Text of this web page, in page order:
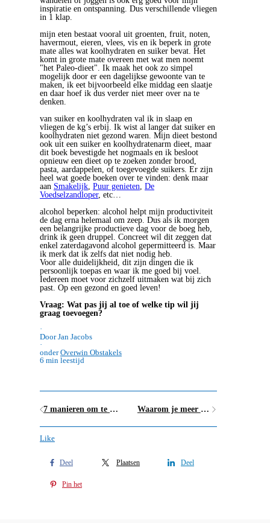
inspiratie en ontspanning. Dus verschillende vliegen
in 1 klap.
mijn eten bestaat vooral uit groenten, fruit, noten,
havermout, eieren, vlees, vis en ik beperk in grote
mate alles wat koolhydraten en suiker bevat. Het
komt in grote mate overeen met wat men noemt
"het Paleo-dieet". Ik maak het ook zo simpel
mogelijk door er een dagelijkse gewoonte van te
maken, ik eet bijvoorbeeld elke middag een slaatje
en daar hoef ik dus verder niet meer over na te
denken.
van suiker en koolhydraten val ik in slaap en
vliegen de kg’s erbij. Ik wist al langer dat suiker en
koolhydraten niet gezond waren. Mijn dieet bestond
ook uit een suiker en koolhydratenarm dieet, maar
dit boek bevestigde het nogmaals en ik besloot
opnieuw een dieet op te zoeken zonder brood,
pasta, aardappelen, of toegevoegde suikers. Er zijn
heel wat goede boeken over te vinden: denk maar
aan Smakelijk Puur genieten De
Voedselzandloper, etc…
alcohol beperken: alcohol helpt mijn productiviteit
de dag erna helemaal om zeep. Dus als ik morgen
een belangrijke productieve dag voor de boeg heb,
drink ik geen druppel. Concreet wil dit zeggen dat
enkel zaterdagavond alcohol gepermitteerd is. Maar
ik merk dat ik zelfs dat niet nodig heb.
Voor alle duidelijkheid, dit zijn dingen die ik
persoonlijk toepas en waar ik me goed bij voel.
Iedereen moet voor zichzelf uitmaken wat bij zich
past. Op een gezond en goed leven!
Vraag: Wat pas jij al toe of welke tip wil jij
graag toevoegen?
·
Door Jan Jacobs
·
onderOverwin Obstakels
6 min leestijd
7 manieren om te stoppen met uitstellen en dingen gedaan te krijgen Waarom je meer aan jezelf mag denken
Like
Deel Plaatsen Deel
Pin het